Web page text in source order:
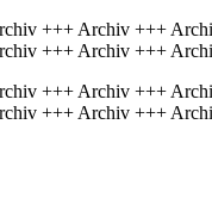
+++ Archiv +++
+++ Archiv +++
+++ Archiv +++
+++ Archiv +++